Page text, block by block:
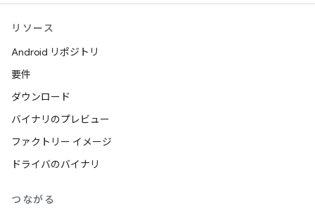
リソース
Android リポジトリ
要件
ダウンロード
バイナリのプレビュー
ファクトリー イメージ
ドライバのバイナリ
つながる